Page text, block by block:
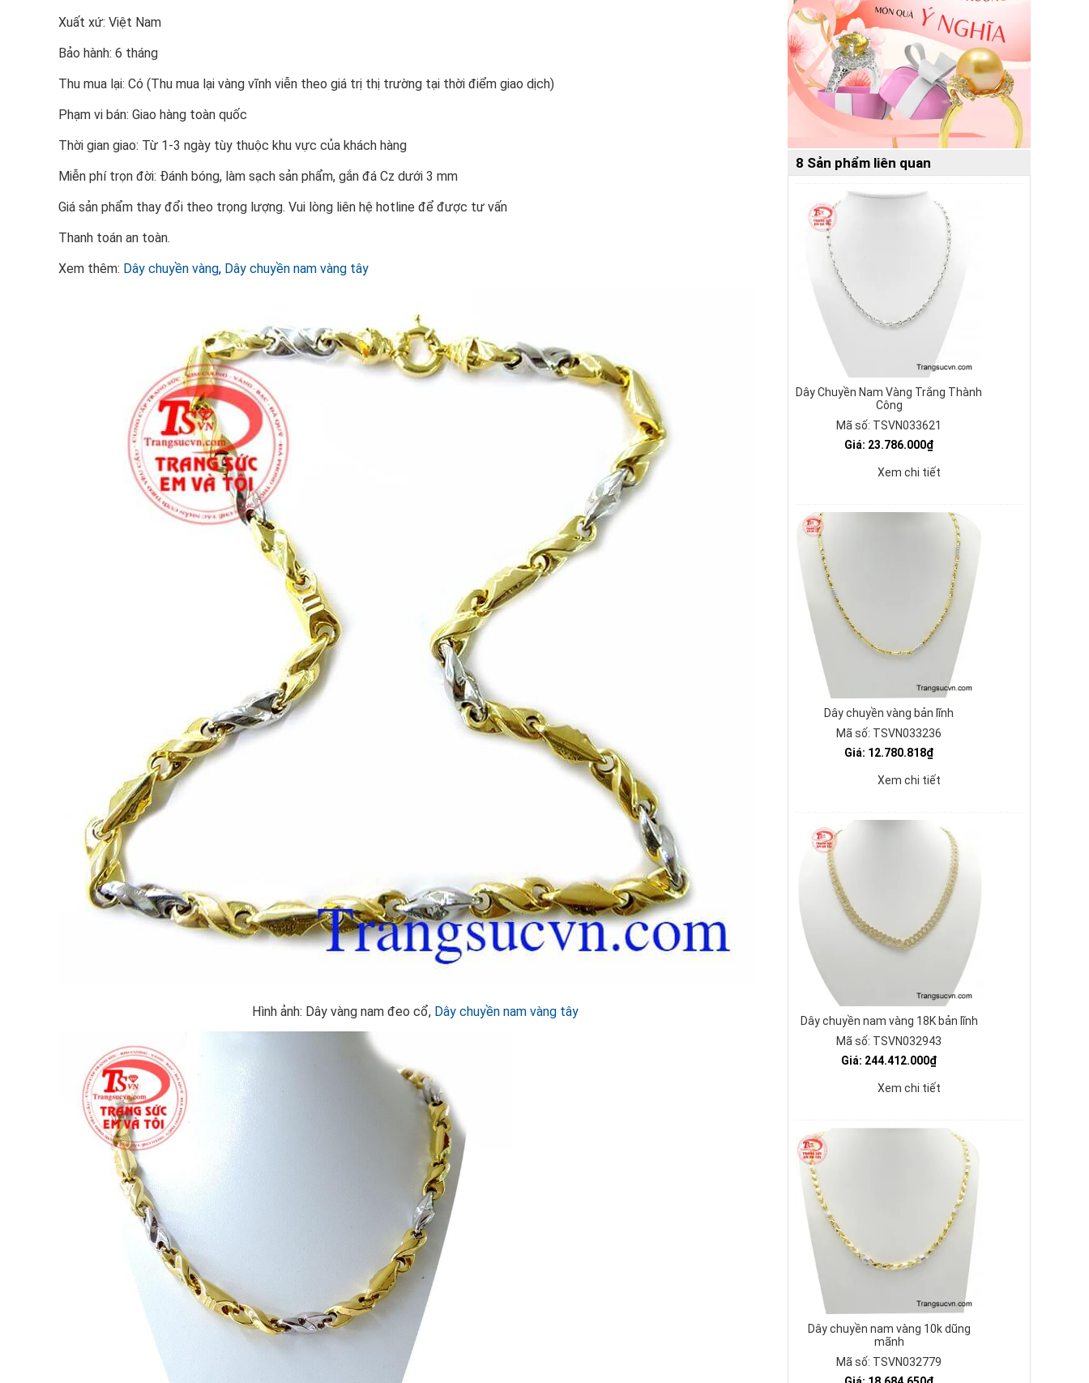
Xuất xứ: Việt Nam
Bảo hành: 6 tháng
Thu mua lại: Có (Thu mua lại vàng vĩnh viễn theo giá trị thị trường tại thời điểm giao dịch)
Phạm vi bán: Giao hàng toàn quốc
Thời gian giao: Từ 1-3 ngày tùy thuộc khu vực của khách hàng
Miễn phí trọn đời: Đánh bóng, làm sạch sản phẩm, gắn đá Cz dưới 3 mm
Giá sản phẩm thay đổi theo trọng lượng. Vui lòng liên hệ hotline để được tư vấn
Thanh toán an toàn.
Xem thêm: Dây chuyền vàng, Dây chuyền nam vàng tây
Hình ảnh: Dây vàng nam đeo cổ, Dây chuyền nam vàng tây
8 Sản phẩm liên quan
Dây Chuyền Nam Vàng Trắng Thành
Công
Mã số: TSVN033621
Giá: 23.786.000₫
Xem chi tiết
Dây chuyền vàng bản lĩnh
Mã số: TSVN033236
Giá: 12.780.818₫
Xem chi tiết
Dây chuyền nam vàng 18K bản lĩnh
Mã số: TSVN032943
Giá: 244.412.000₫
Xem chi tiết
Dây chuyền nam vàng 10k dũng
mãnh
Mã số: TSVN032779